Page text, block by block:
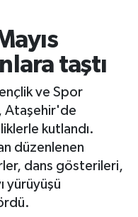
taştı
ve Spor
Ataşehir'de
kutlandı.
düzenlenen
dans gösterileri,
yürüyüşü
Fikstür